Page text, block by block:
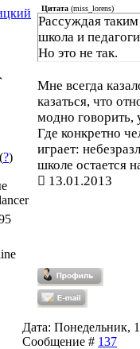
?)
Цитата (miss_lorens)
Рассуждая
школа и
Но это не так.
Мне всегда
казаться, что
модно говорить,
Где конкретно
играет:
школе остается
13.01.2013
Дата: Понедельник,
Сообщение # 137